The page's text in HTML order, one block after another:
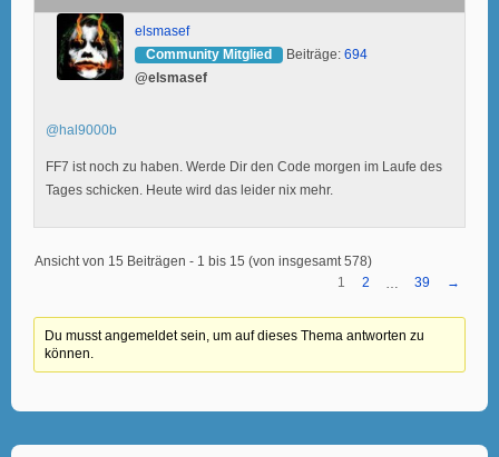
elsmasef
Community Mitglied
Beiträge: 694
@elsmasef
@hal9000b
FF7 ist noch zu haben. Werde Dir den Code morgen im Laufe des
Tages schicken. Heute wird das leider nix mehr.
Ansicht von 15 Beiträgen - 1 bis 15 (von insgesamt 578)
1
2 … 39 →
Du musst angemeldet sein, um auf dieses Thema antworten zu
können.